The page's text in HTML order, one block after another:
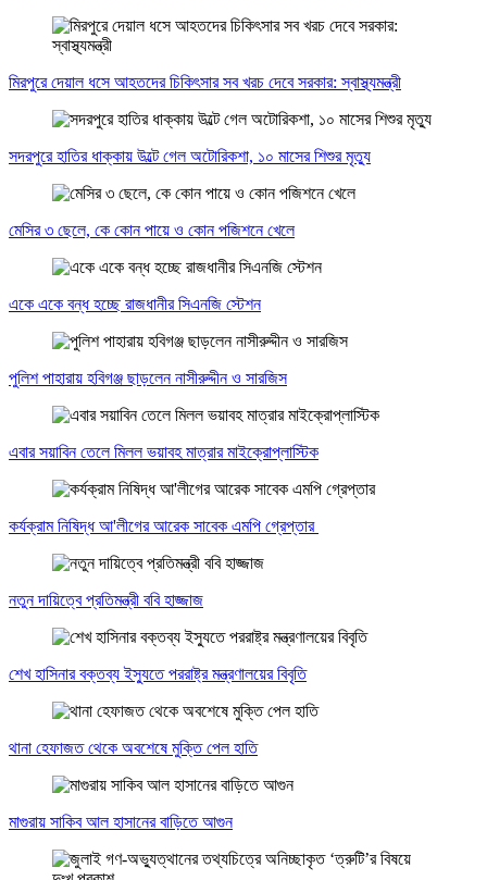
মিরপুরে দেয়াল ধসে আহতদের চিকিৎসার সব খরচ দেবে সরকার: স্বাস্থ্যমন্ত্রী
সদরপুরে হাতির ধাক্কায় উল্টে গেল অটোরিকশা, ১০ মাসের শিশুর মৃত্যু
মেসির ৩ ছেলে, কে কোন পায়ে ও কোন পজিশনে খেলে
একে একে বন্ধ হচ্ছে রাজধানীর সিএনজি স্টেশন
পুলিশ পাহারায় হবিগঞ্জ ছাড়লেন নাসীরুদ্দীন ও সারজিস
এবার সয়াবিন তেলে মিলল ভয়াবহ মাত্রার মাইক্রোপ্লাস্টিক
কর্যক্রাম নিষিদ্ধ আ'লীগের আরেক সাবেক এমপি গ্রেপ্তার
নতুন দায়িত্বে প্রতিমন্ত্রী ববি হাজ্জাজ
শেখ হাসিনার বক্তব্য ইস্যুতে পররাষ্ট্র মন্ত্রণালয়ের বিবৃতি
থানা হেফাজত থেকে অবশেষে মুক্তি পেল হাতি
মাগুরায় সাকিব আল হাসানের বাড়িতে আগুন